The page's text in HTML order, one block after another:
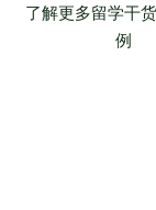
了解更多留学干
例